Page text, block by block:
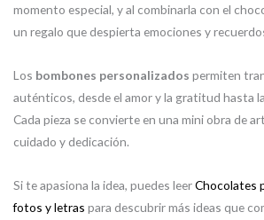
momento especial, y al combinarla con el
un regalo que despierta emociones y
Los bombones personalizados permiten
auténticos, desde el amor y la gratitud hasta
Cada pieza se convierte en una mini obra de
cuidado y dedicación.
Si te apasiona la idea, puedes leerChocolates
fotos y letras para descubrir más ideas que